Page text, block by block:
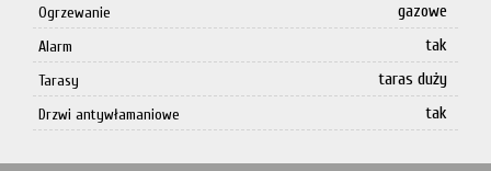
Ogrzewanie gazowe
Alarm tak
Tarasy taras duży
Drzwi antywłamaniowe tak